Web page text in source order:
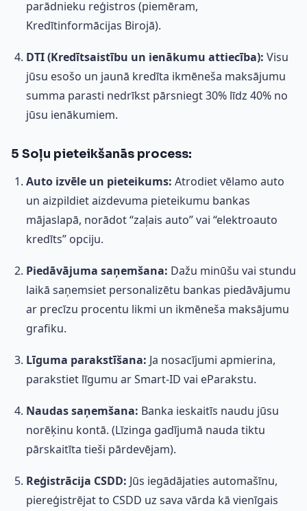
parādnieku reģistros (piemēram,
Kredītinformācijas Birojā).
DTI (Kredītsaistību un ienākumu attiecība): Visu
jūsu esošo un jaunā kredīta ikmēneša maksājumu
summa parasti nedrīkst pārsniegt 30% līdz 40% no
jūsu ienākumiem.
5 Soļu pieteikšanās process:
Auto izvēle un pieteikums: Atrodiet vēlamo auto
un aizpildiet aizdevuma pieteikumu bankas
mājaslapā, norādot “zaļais auto” vai “elektroauto
kredīts” opciju.
Piedāvājuma saņemšana: Dažu minūšu vai stundu
laikā saņemsiet personalizētu bankas piedāvājumu
ar precīzu procentu likmi un ikmēneša maksājumu
grafiku.
Līguma parakstīšana: Ja nosacījumi apmierina,
parakstiet līgumu ar Smart-ID vai eParakstu.
Naudas saņemšana: Banka ieskaitīs naudu jūsu
norēķinu kontā. (Līzinga gadījumā nauda tiktu
pārskaitīta tieši pārdevējam).
Reģistrācija CSDD: Jūs iegādājaties automašīnu,
piereģistrējat to CSDD uz sava vārda kā vienīgais